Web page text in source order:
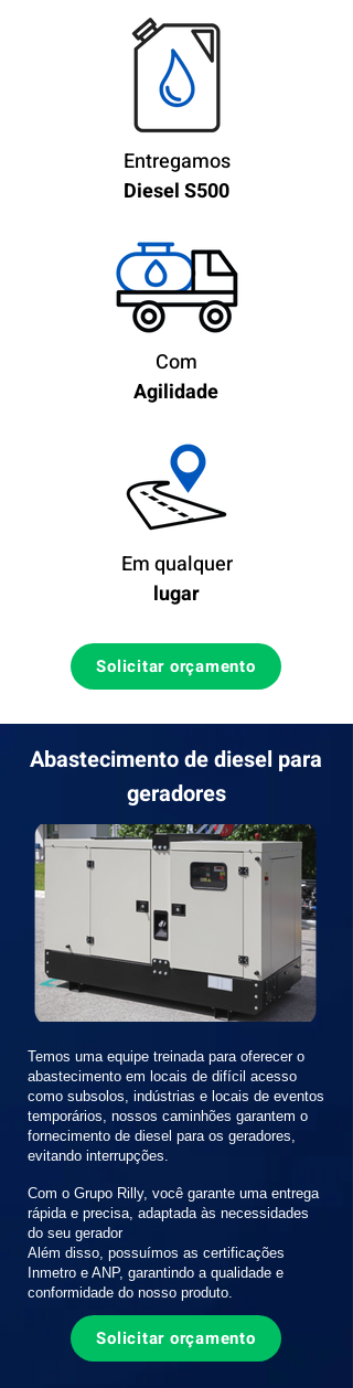
Entregamos
DieselS500
Com
Agilidade
Em qualquer
lugar
Solicitar orçamento
Abastecimento de diesel para
geradores
Temos uma equipe treinada para oferecer o
abastecimento em locais de difícil acesso
como subsolos, indústrias e locais de eventos
temporários, nossos caminhões garantem o
fornecimento de diesel para os geradores,
evitando interrupções.
Com o Grupo Rilly, você garante uma entrega
rápida e precisa, adaptada às necessidades
do seu gerador
Além disso, possuímos as certificações
Inmetro e ANP, garantindo a qualidade e
conformidade do nosso produto.
Solicitar orçamento